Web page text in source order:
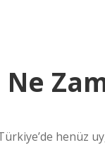
henüz